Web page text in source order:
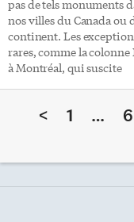
pas de tels monuments
nos villes du Canada ou
continent. Les
rares, comme la colonne
à Montréal, qui suscite
petite Colonna de cristal
quelque part en
< 1 … 6